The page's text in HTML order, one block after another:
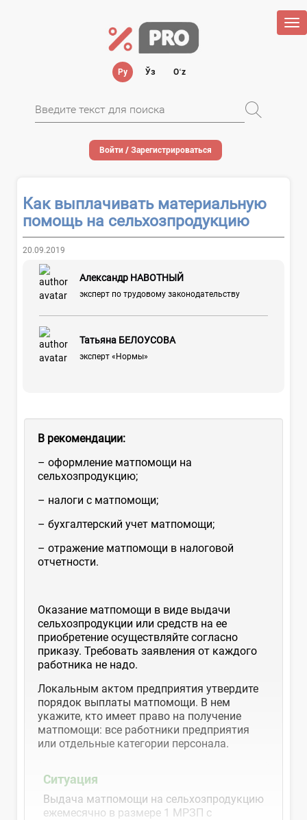
Ру Ўз Oʻz
Войти / Зарегистрироваться
Как выплачивать материальную
помощь на сельхозпродукцию
20.09.2019
Александр НАВОТНЫЙ
эксперт по трудовому законодательству
Татьяна БЕЛОУСОВА
эксперт «Нормы»
В рекомендации:
– оформление матпомощи на
сельхозпродукцию;
– налоги с матпомощи;
– бухгалтерский учет матпомощи;
– отражение матпомощи в налоговой
отчетности.
Оказание матпомощи в виде выдачи
сельхозпродукции или средств на ее
приобретение осуществляйте согласно
приказу. Требовать заявления от каждого
работника не надо.
Локальным актом предприятия утвердите
порядок выплаты матпомощи. В нем
укажите, кто имеет право на получение
матпомощи: все работники предприятия
или отдельные категории персонала.
Ситуация
Выдача матпомощи на сельхозпродукцию
ежемесячно в размере 1 МРЗП с